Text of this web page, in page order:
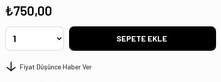
₺750,00
Fiyat Düşünce Haber Ver